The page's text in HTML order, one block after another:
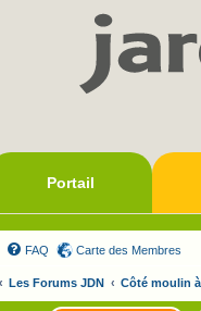
Portail
FAQ Carte des Membres
Les Forums JDN Côté moulin